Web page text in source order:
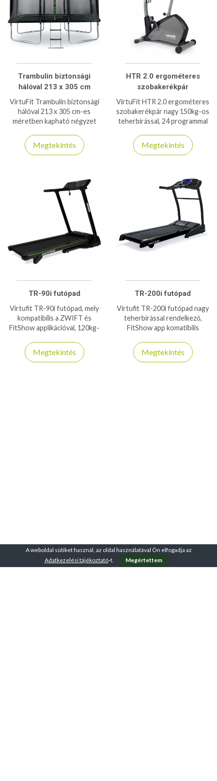
Trambulin biztonsági
hálóval 213 x 305 cm
VirtuFit Trambulin biztonsági
hálóval 213 x 305 cm-es
méretben kapható négyzet
Megtekintés
HTR 2.0 ergométeres
szobakerékpár
VirtuFit HTR 2.0 ergométeres
szobakerékpár nagy 150kg-os
teherbírással, 24 programmal
ajánlott szobabicikli!
Megtekintés
TR-90i futópad
Virtufit TR-90i futópad, mely
kompatibilis a ZWIFT és
FitShow applikációval, 120kg-
Megtekintés
TR-200i futópad
Virtufit TR-200i futópad nagy
teherbírással rendelkező,
FitShow app komatibilis
otthoni használatra.
Megtekintés
A weboldal sütiket használ, az oldal használatával Ön elfogadja az
Adatkezelési tájékoztató-t. Megértettem